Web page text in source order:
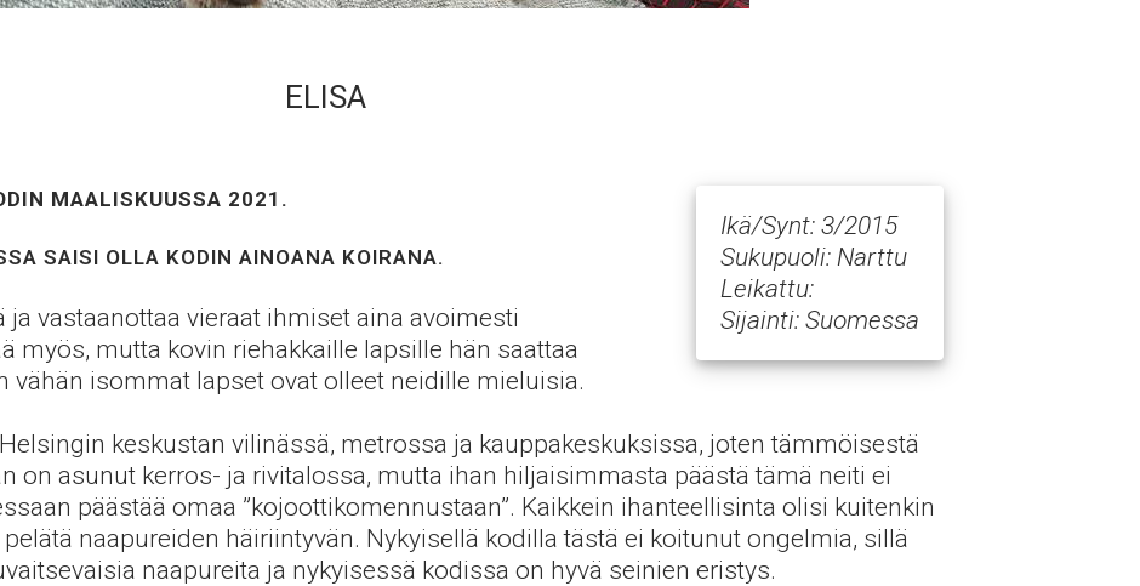
ELISA
Ikä/Synt: 3/2015
Sukupuoli: Narttu
Leikattu:
Sijainti: Suomessa
MAALISKUUSSA 2021.
SAISI OLLA KODIN AINOANA KOIRANA.
ja vastaanottaa vieraat ihmiset aina avoimesti
myös, mutta kovin riehakkaille lapsille hän saattaa
vähän isommat lapset ovat olleet neidille mieluisia.
keskustan vilinässä, metrossa ja kauppakeskuksissa, joten tämmöisestä
on asunut kerros- ja rivitalossa, mutta ihan hiljaisimmasta päästä tämä neiti ei
päästää omaa ”kojoottikomennustaan”. Kaikkein ihanteellisinta olisi kuitenkin
naapureiden häiriintyvän. Nykyisellä kodilla tästä ei koitunut ongelmia, sillä
naapureita ja nykyisessä kodissa on hyvä seinien eristys.